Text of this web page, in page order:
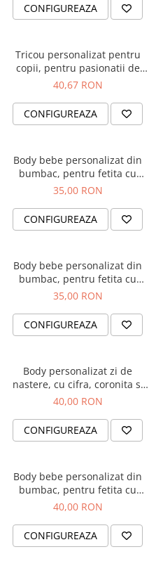
CONFIGUREAZA
Tricou personalizat pentru
copii, pentru pasionatii de
baschet, cu nume si minge de
40,67 RON
CONFIGUREAZA
Body bebe personalizat din
bumbac, pentru fetita cu
nume si unicorn, cadou
35,00 RON
CONFIGUREAZA
Body bebe personalizat din
bumbac, pentru fetita cu
nume si inima, cadou pentru
35,00 RON
CONFIGUREAZA
Body personalizat zi de
nastere, cu cifra, coronita si
numele fetitei
40,00 RON
CONFIGUREAZA
Body bebe personalizat din
bumbac, pentru fetita cu
elefantel si nume
40,00 RON
CONFIGUREAZA